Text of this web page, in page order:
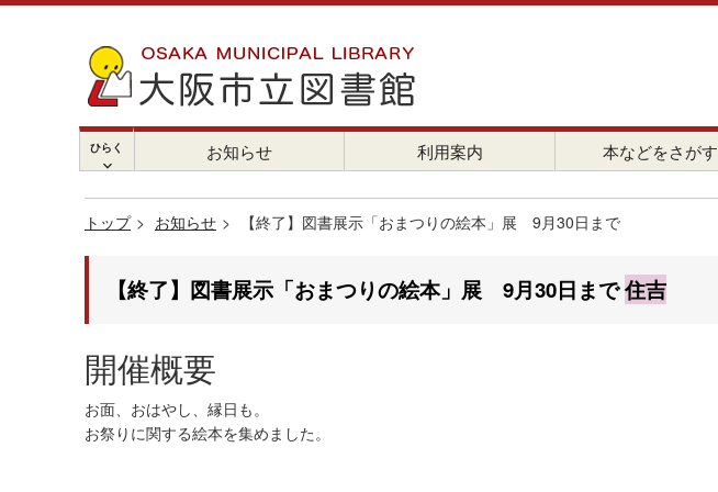
ひらく
chevron_right
お知らせ 利用案内 本などをさがす
トップ お知らせ 【終了】図書展示「おまつりの絵本」展 9月30日まで
【終了】図書展示「おまつりの絵本」展 9月30日まで住吉
開催概要
お面、おはやし、縁日も。
お祭りに関する絵本を集めました。